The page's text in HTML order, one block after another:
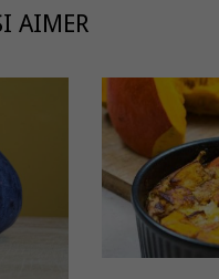
AIMER